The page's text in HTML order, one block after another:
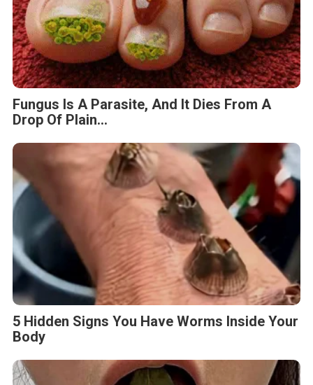
Fungus Is A Parasite, And It Dies From A
Drop Of Plain...
5 Hidden Signs You Have Worms Inside Your
Body